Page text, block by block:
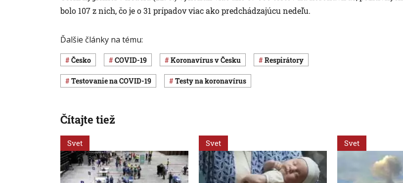
bolo 107 z nich, čo je o 31 prípadov viac ako predchádzajúcu nedeľu.
Ďalšie články na tému:
Česko COVID-19 koronavírus v Česku respirátory
testovanie na COVID-19 testy na koronavírus
Čítajte tiež
Svet Svet Svet